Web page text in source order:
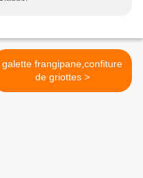
galette frangipane,confiture
de griottes >